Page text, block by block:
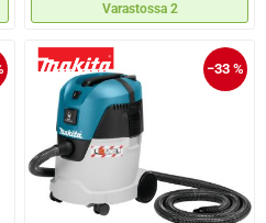
Varastossa 2
−33 %